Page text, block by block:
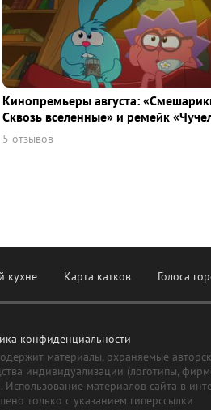
Кинопремьеры августа:
Сквозь вселенные» и ремейк
5 отзывов
кухне Карта катков Голоса
конфиденциальности
материалы, охраняемые
индивидуализации (логотипы,
Использование материалов сайта в
только с указанием гиперссылки